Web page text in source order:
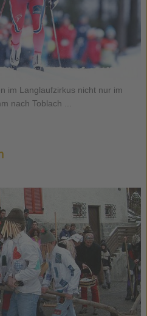
im Langlaufzirkus nicht nur im
nach Toblach ...